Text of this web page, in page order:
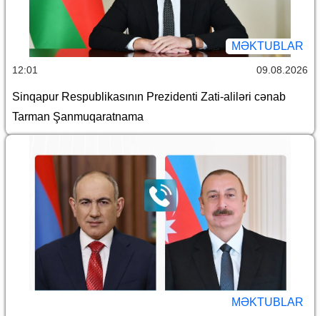
MƏKTUBLAR
12:01 09.08.2026
Sinqapur Respublikasının Prezidenti Zati-aliləri cənab
Tarman Şanmuqaratnama
MƏKTUBLAR